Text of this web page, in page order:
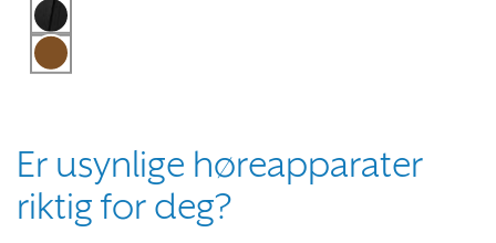
Er usynlige høreapparater
riktig for deg?